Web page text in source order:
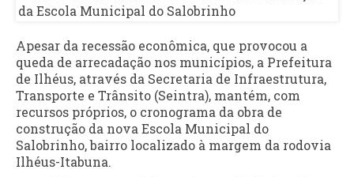
Apesar da recessão econômica, que provocou a
queda de arrecadação nos municípios, a Prefeitura
de Ilhéus, através da Secretaria de Infraestrutura,
Transporte e Trânsito (Seintra), mantém, com
recursos próprios, o cronograma da obra de
construção da nova Escola Municipal do
Salobrinho, bairro localizado à margem da rodovia
Ilhéus-Itabuna.